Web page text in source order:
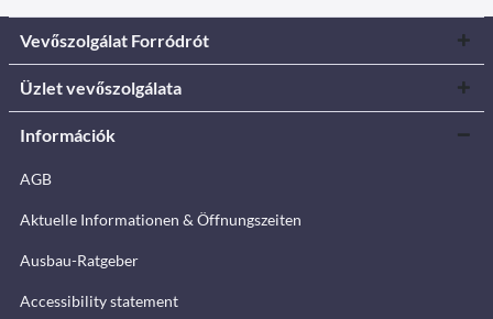
Vevőszolgálat Forródrót
Üzlet vevőszolgálata
Információk
AGB
Aktuelle Informationen & Öffnungszeiten
Ausbau-Ratgeber
Accessibility statement